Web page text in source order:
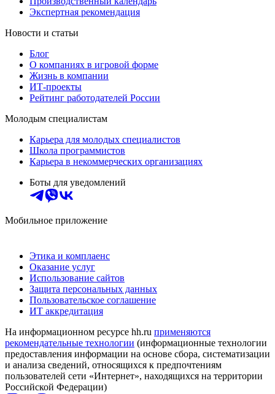
Экспертная рекомендация
Новости и статьи
Блог
О компаниях в игровой форме
Жизнь в компании
ИТ-проекты
Рейтинг работодателей России
Молодым специалистам
Карьера для молодых специалистов
Школа программистов
Карьера в некоммерческих организациях
Боты для уведомлений
Мобильное приложение
Этика и комплаенс
Оказание услуг
Использование сайтов
Защита персональных данных
Пользовательское соглашение
ИТ аккредитация
На информационном ресурсе hh.ru применяются
рекомендательные технологии (информационные технологии
предоставления информации на основе сбора, систематизации
и анализа сведений, относящихся к предпочтениям
пользователей сети «Интернет», находящихся на территории
Российской Федерации)